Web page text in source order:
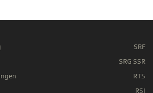
SRF
SRG SSR
RTS
RSI